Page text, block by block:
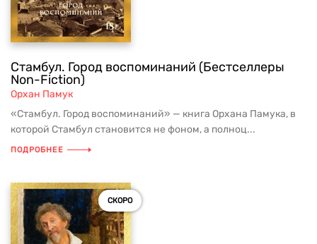
Стамбул. Город воспоминаний (Бестселлеры
Non-Fiction)
Орхан Памук
«Стамбул. Город воспоминаний» — книга Орхана Памука, в
которой Стамбул становится не фоном, а полноц...
ПОДРОБНЕЕ
СКОРО